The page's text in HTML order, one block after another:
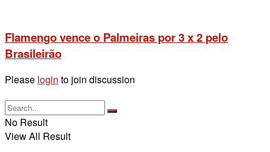
Flamengo vence o Palmeiras por 3 x 2 pelo
Brasileirão
Please login to join discussion
No Result
View All Result